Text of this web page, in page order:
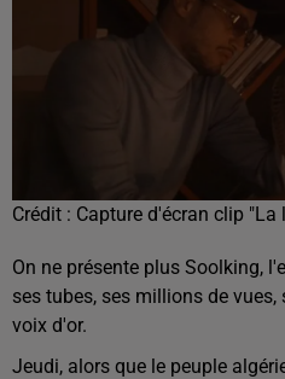
Crédit : Capture d'écran clip "La
On ne présente plus Soolking,
ses tubes, ses millions de
voix d'or.
Jeudi, alors que le peuple